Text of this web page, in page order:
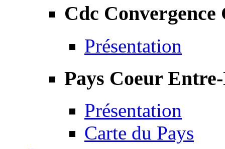
Cdc Convergence
Présentation
Pays Coeur
Présentation
Carte du Pays